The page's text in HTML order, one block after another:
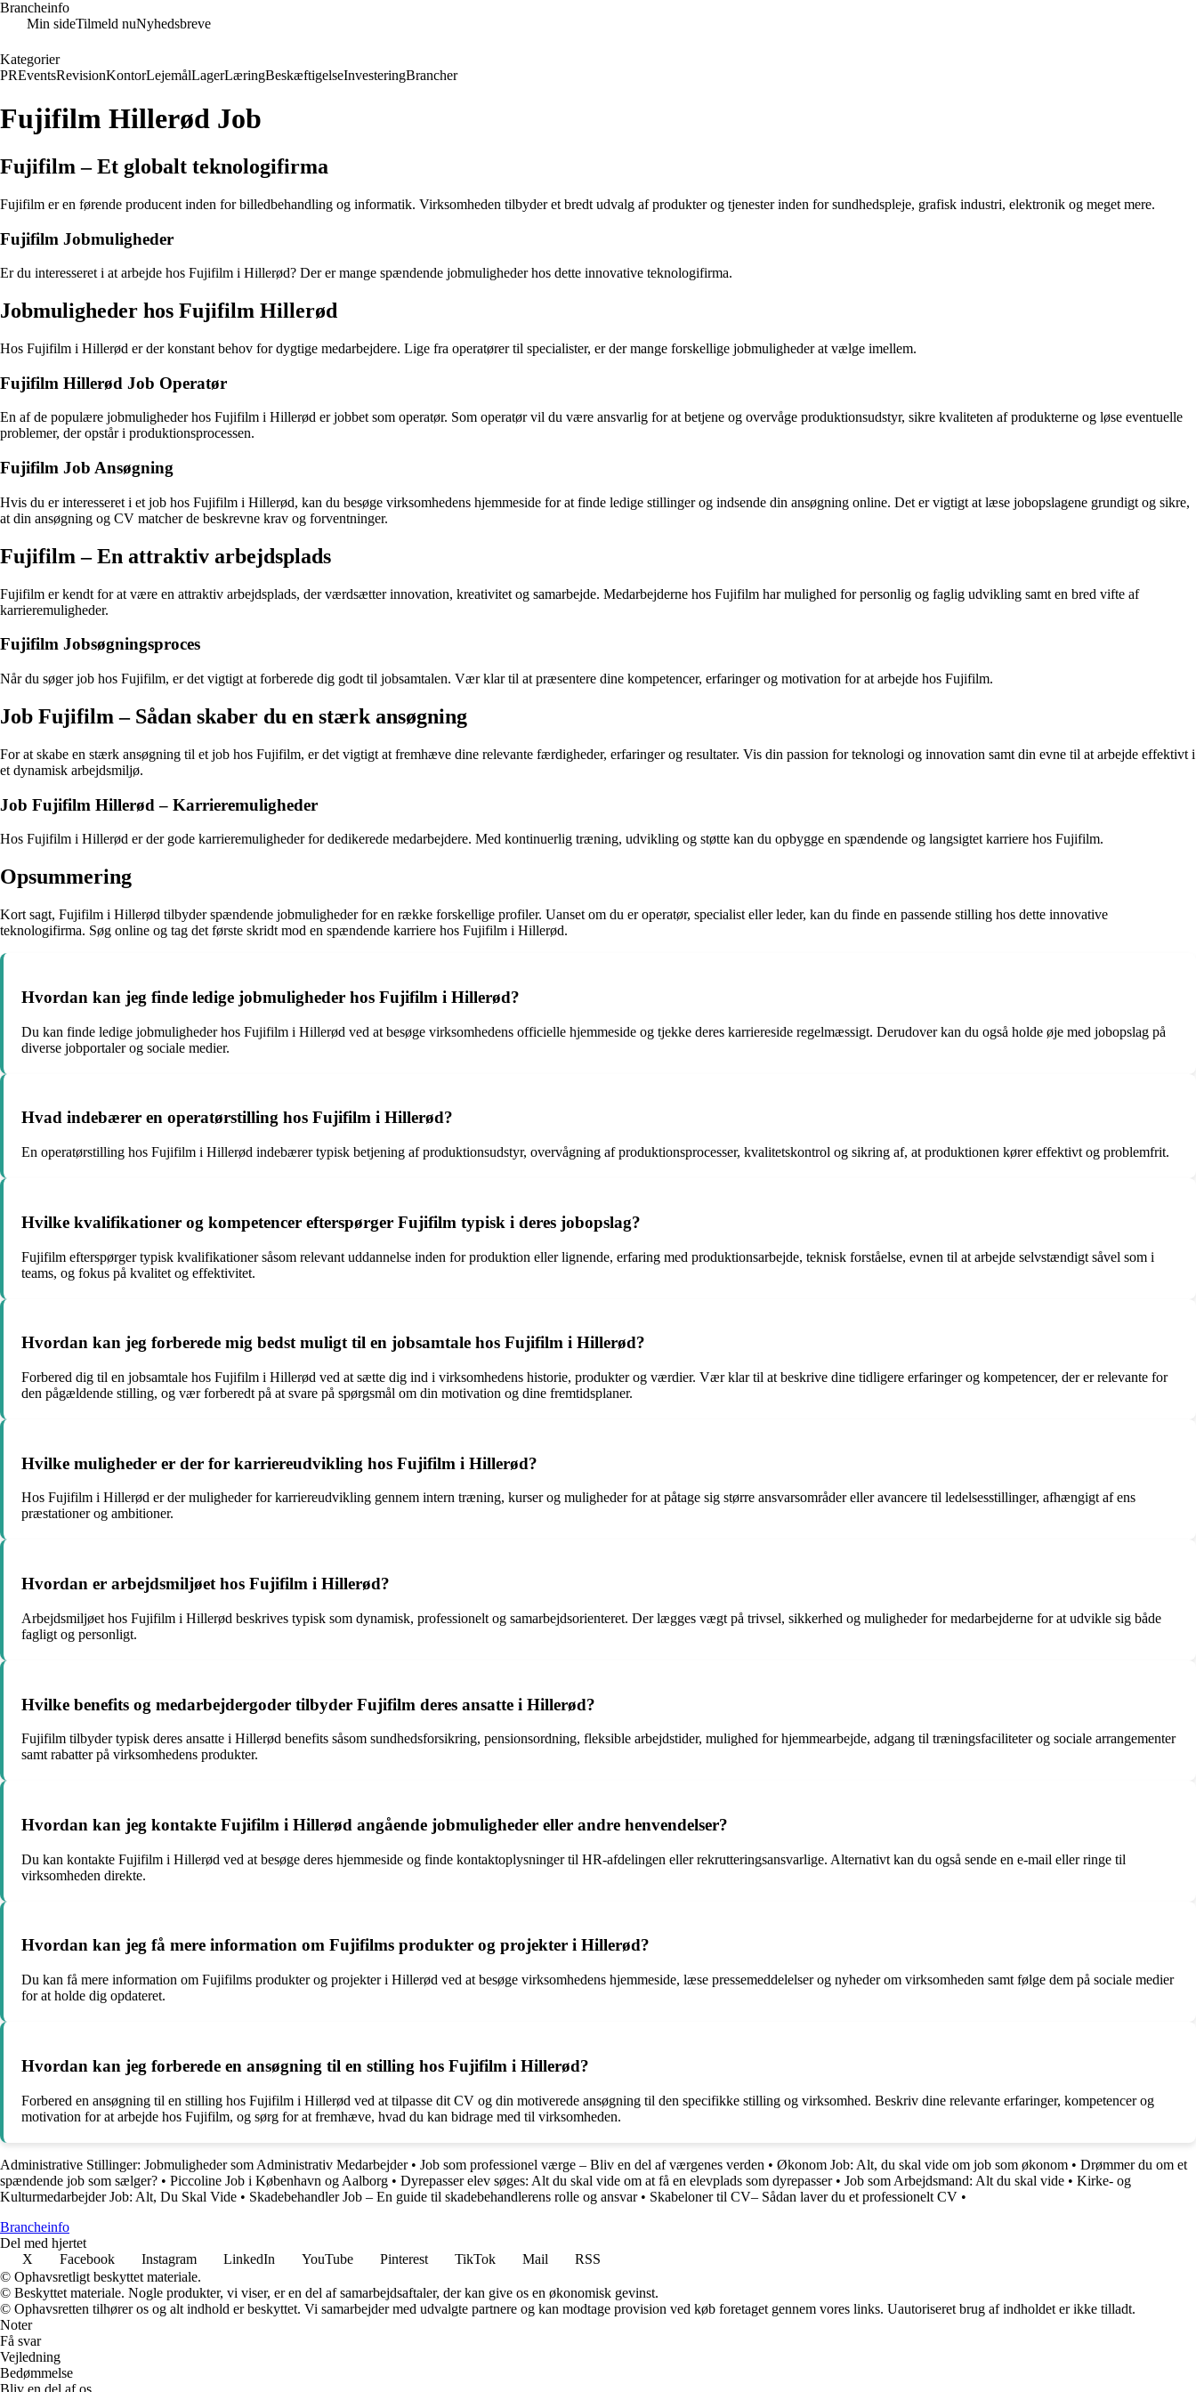
Brancheinfo
Min sideTilmeld nuNyhedsbreve
Kategorier
PREventsRevisionKontorLejemålLagerLæringBeskæftigelseInvesteringBrancher
Fujifilm Hillerød Job
Fujifilm – Et globalt teknologifirma
Fujifilm er en førende producent inden for billedbehandling og informatik. Virksomheden tilbyder et bredt udvalg af produkter og tjenester inden for sundhedspleje, grafisk industri, elektronik og meget mere.
Fujifilm Jobmuligheder
Er du interesseret i at arbejde hos Fujifilm i Hillerød? Der er mange spændende jobmuligheder hos dette innovative teknologifirma.
Jobmuligheder hos Fujifilm Hillerød
Hos Fujifilm i Hillerød er der konstant behov for dygtige medarbejdere. Lige fra operatører til specialister, er der mange forskellige jobmuligheder at vælge imellem.
Fujifilm Hillerød Job Operatør
En af de populære jobmuligheder hos Fujifilm i Hillerød er jobbet som operatør. Som operatør vil du være ansvarlig for at betjene og overvåge produktionsudstyr, sikre kvaliteten af produkterne og løse eventuelle
problemer, der opstår i produktionsprocessen.
Fujifilm Job Ansøgning
Hvis du er interesseret i et job hos Fujifilm i Hillerød, kan du besøge virksomhedens hjemmeside for at finde ledige stillinger og indsende din ansøgning online. Det er vigtigt at læse jobopslagene grundigt og sikre,
at din ansøgning og CV matcher de beskrevne krav og forventninger.
Fujifilm – En attraktiv arbejdsplads
Fujifilm er kendt for at være en attraktiv arbejdsplads, der værdsætter innovation, kreativitet og samarbejde. Medarbejderne hos Fujifilm har mulighed for personlig og faglig udvikling samt en bred vifte af
karrieremuligheder.
Fujifilm Jobsøgningsproces
Når du søger job hos Fujifilm, er det vigtigt at forberede dig godt til jobsamtalen. Vær klar til at præsentere dine kompetencer, erfaringer og motivation for at arbejde hos Fujifilm.
Job Fujifilm – Sådan skaber du en stærk ansøgning
For at skabe en stærk ansøgning til et job hos Fujifilm, er det vigtigt at fremhæve dine relevante færdigheder, erfaringer og resultater. Vis din passion for teknologi og innovation samt din evne til at arbejde effektivt i
et dynamisk arbejdsmiljø.
Job Fujifilm Hillerød – Karrieremuligheder
Hos Fujifilm i Hillerød er der gode karrieremuligheder for dedikerede medarbejdere. Med kontinuerlig træning, udvikling og støtte kan du opbygge en spændende og langsigtet karriere hos Fujifilm.
Opsummering
Kort sagt, Fujifilm i Hillerød tilbyder spændende jobmuligheder for en række forskellige profiler. Uanset om du er operatør, specialist eller leder, kan du finde en passende stilling hos dette innovative
teknologifirma. Søg online og tag det første skridt mod en spændende karriere hos Fujifilm i Hillerød.
Hvordan kan jeg finde ledige jobmuligheder hos Fujifilm i Hillerød?
Du kan finde ledige jobmuligheder hos Fujifilm i Hillerød ved at besøge virksomhedens officielle hjemmeside og tjekke deres karriereside regelmæssigt. Derudover kan du også holde øje med jobopslag på
diverse jobportaler og sociale medier.
Hvad indebærer en operatørstilling hos Fujifilm i Hillerød?
En operatørstilling hos Fujifilm i Hillerød indebærer typisk betjening af produktionsudstyr, overvågning af produktionsprocesser, kvalitetskontrol og sikring af, at produktionen kører effektivt og problemfrit.
Hvilke kvalifikationer og kompetencer efterspørger Fujifilm typisk i deres jobopslag?
Fujifilm efterspørger typisk kvalifikationer såsom relevant uddannelse inden for produktion eller lignende, erfaring med produktionsarbejde, teknisk forståelse, evnen til at arbejde selvstændigt såvel som i
teams, og fokus på kvalitet og effektivitet.
Hvordan kan jeg forberede mig bedst muligt til en jobsamtale hos Fujifilm i Hillerød?
Forbered dig til en jobsamtale hos Fujifilm i Hillerød ved at sætte dig ind i virksomhedens historie, produkter og værdier. Vær klar til at beskrive dine tidligere erfaringer og kompetencer, der er relevante for
den pågældende stilling, og vær forberedt på at svare på spørgsmål om din motivation og dine fremtidsplaner.
Hvilke muligheder er der for karriereudvikling hos Fujifilm i Hillerød?
Hos Fujifilm i Hillerød er der muligheder for karriereudvikling gennem intern træning, kurser og muligheder for at påtage sig større ansvarsområder eller avancere til ledelsesstillinger, afhængigt af ens
præstationer og ambitioner.
Hvordan er arbejdsmiljøet hos Fujifilm i Hillerød?
Arbejdsmiljøet hos Fujifilm i Hillerød beskrives typisk som dynamisk, professionelt og samarbejdsorienteret. Der lægges vægt på trivsel, sikkerhed og muligheder for medarbejderne for at udvikle sig både
fagligt og personligt.
Hvilke benefits og medarbejdergoder tilbyder Fujifilm deres ansatte i Hillerød?
Fujifilm tilbyder typisk deres ansatte i Hillerød benefits såsom sundhedsforsikring, pensionsordning, fleksible arbejdstider, mulighed for hjemmearbejde, adgang til træningsfaciliteter og sociale arrangementer
samt rabatter på virksomhedens produkter.
Hvordan kan jeg kontakte Fujifilm i Hillerød angående jobmuligheder eller andre henvendelser?
Du kan kontakte Fujifilm i Hillerød ved at besøge deres hjemmeside og finde kontaktoplysninger til HR-afdelingen eller rekrutteringsansvarlige. Alternativt kan du også sende en e-mail eller ringe til
virksomheden direkte.
Hvordan kan jeg få mere information om Fujifilms produkter og projekter i Hillerød?
Du kan få mere information om Fujifilms produkter og projekter i Hillerød ved at besøge virksomhedens hjemmeside, læse pressemeddelelser og nyheder om virksomheden samt følge dem på sociale medier
for at holde dig opdateret.
Hvordan kan jeg forberede en ansøgning til en stilling hos Fujifilm i Hillerød?
Forbered en ansøgning til en stilling hos Fujifilm i Hillerød ved at tilpasse dit CV og din motiverede ansøgning til den specifikke stilling og virksomhed. Beskriv dine relevante erfaringer, kompetencer og
motivation for at arbejde hos Fujifilm, og sørg for at fremhæve, hvad du kan bidrage med til virksomheden.
Administrative Stillinger: Jobmuligheder som Administrativ Medarbejder• Job som professionel værge – Bliv en del af værgenes verden • Økonom Job: Alt, du skal vide om job som økonom • Drømmer du om et
spændende job som sælger? • Piccoline Job i København og Aalborg • Dyrepasser elev søges: Alt du skal vide om at få en elevplads som dyrepasser• Job som Arbejdsmand: Alt du skal vide • Kirke- og
Kulturmedarbejder Job: Alt, Du Skal Vide • Skadebehandler Job – En guide til skadebehandlerens rolle og ansvar• Skabeloner til CV– Sådan laver du et professionelt CV •
Brancheinfo
Del med hjertet
X
Facebook Instagram LinkedIn YouTube Pinterest TikTok Mail
RSS
© Ophavsretligt beskyttet materiale.
© Beskyttet materiale. Nogle produkter, vi viser, er en del af samarbejdsaftaler, der kan give os en økonomisk gevinst.
© Ophavsretten tilhører os og alt indhold er beskyttet. Vi samarbejder med udvalgte partnere og kan modtage provision ved køb foretaget gennem vores links. Uautoriseret brug af indholdet er ikke tilladt.
Noter
Få svar
Vejledning
Bedømmelse
Bliv en del af os